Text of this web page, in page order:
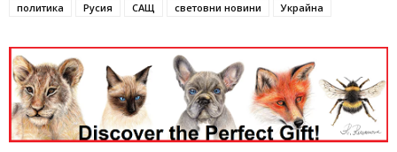
политика
Русия САЩ световни новини Украйна